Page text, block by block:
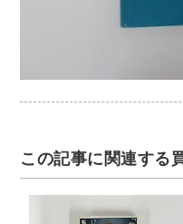
この記事に関連する